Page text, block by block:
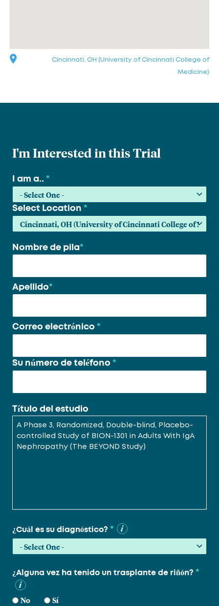
Cincinnati, OH (University of Cincinnati College of
Medicine)
I'm Interested in this Trial
I am a.. *
Select Location *
Su
Nombre de pila*
Apellido*
Correo electrónico *
Su número de teléfono *
Título del estudio
¿Cuál es su diagnóstico? *
¿Alguna vez ha tenido un trasplante de riñón? *
No Sí